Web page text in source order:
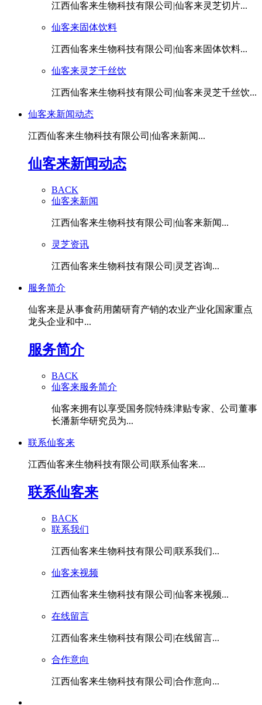
江西仙客来生物科技有限公司|仙客来灵芝切片...
仙客来固体饮料
江西仙客来生物科技有限公司|仙客来固体饮料...
仙客来灵芝千丝饮
江西仙客来生物科技有限公司|仙客来灵芝千丝饮...
仙客来新闻动态
江西仙客来生物科技有限公司|仙客来新闻...
仙客来新闻动态
BACK
仙客来新闻
江西仙客来生物科技有限公司|仙客来新闻...
灵芝资讯
江西仙客来生物科技有限公司|灵芝咨询...
服务简介
仙客来是从事食药用菌研育产销的农业产业化国家重点
龙头企业和中...
服务简介
BACK
仙客来服务简介
仙客来拥有以享受国务院特殊津贴专家、公司董事
长潘新华研究员为...
联系仙客来
江西仙客来生物科技有限公司|联系仙客来...
联系仙客来
BACK
联系我们
江西仙客来生物科技有限公司|联系我们...
仙客来视频
江西仙客来生物科技有限公司|仙客来视频...
在线留言
江西仙客来生物科技有限公司|在线留言...
合作意向
江西仙客来生物科技有限公司|合作意向...